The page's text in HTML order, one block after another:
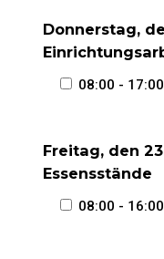
Donnerstag,
08:00 - 17:00
Freitag, den
Essensstände
08:00 - 16:00